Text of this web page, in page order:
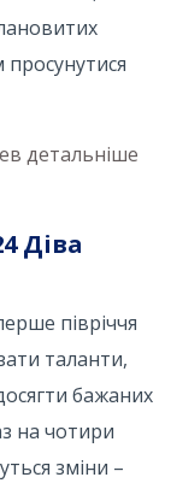
детальніше
Діва
півріччя
таланти,
бажаних
на чотири
зміни –